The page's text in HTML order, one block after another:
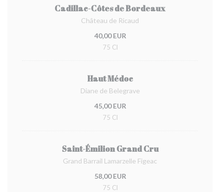
Cadillac-Côtes de Bordeaux
Château de Ricaud
40,00 EUR
75 Cl
Haut Médoc
Diane de Belegrave
45,00 EUR
75 Cl
Saint-Émilion Grand Cru
Grand Barrail Lamarzelle Figeac
58,00 EUR
75 Cl